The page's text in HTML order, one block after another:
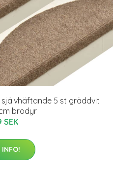
5 st gräddvit
brodyr
SEK
INFO!